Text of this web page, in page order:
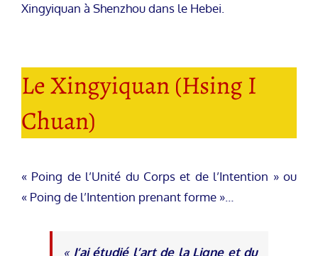
Xingyiquan à Shenzhou dans le Hebei.
Le Xingyiquan (Hsing I
Chuan)
« Poing de l’Unité du Corps et de l’Intention » ou
« Poing de l’Intention prenant forme »…
« J’ai étudié l’art de la Ligne et du